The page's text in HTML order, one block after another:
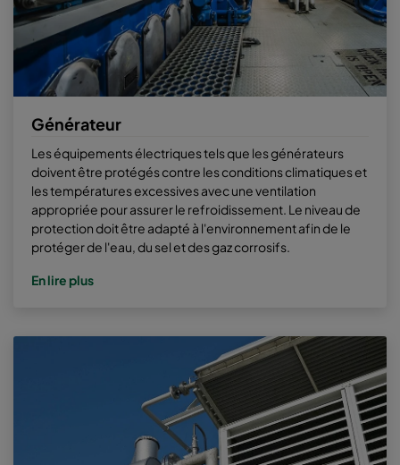
Générateur
Les équipements électriques tels que les générateurs
doivent être protégés contre les conditions climatiques et
les températures excessives avec une ventilation
appropriée pour assurer le refroidissement. Le niveau de
protection doit être adapté à l'environnement afin de le
protéger de l'eau, du sel et des gaz corrosifs.
En lire plus